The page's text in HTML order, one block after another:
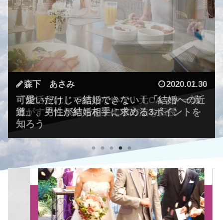
森下 あさみ 2020.03.02
義理チョコのお返しは何がベスト？金額は？
元CAマナー講師おすすめのホワイトデーの
好印象ギフト3選
森下 あさみ 2020.02.25
絶対外さない！本命彼女の心を掴む、ホワイ
トデーの鉄板ギフト3選
森下 あさみ 2020.02.06
「婚活疲れ」で損しないで！元CAマナー講
師がすぐに気持ちを変える方法を伝授
森下 あさみ 2020.01.30
可愛いだけじゃ結婚できない！「結婚への近
道」、男性が結婚相手に求める3ポイントを
知ろう
片岡かこ 2019.11.05
元国際線CA・マナー講師が見た！声をかけ
られやすい人の3つの共通点